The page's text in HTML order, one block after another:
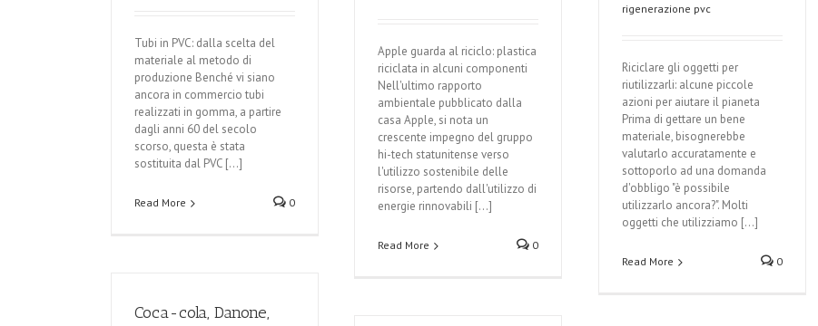
Tubi in PVC: dalla scelta del
materiale al metodo di
produzione Benché vi siano
ancora in commercio tubi
realizzati in gomma, a partire
dagli anni 60 del secolo
scorso, questa è stata
sostituita dal PVC [...]
Read More 0
Apple guarda al riciclo: plastica
riciclata in alcuni componenti
Nell'ultimo rapporto
ambientale pubblicato dalla
casa Apple, si nota un
crescente impegno del gruppo
hi-tech statunitense verso
l'utilizzo sostenibile delle
risorse, partendo dall'utilizzo di
energie rinnovabili [...]
Read More 0
rigenerazione pvc
Riciclare gli oggetti per
riutilizzarli: alcune piccole
azioni per aiutare il pianeta
Prima di gettare un bene
materiale, bisognerebbe
valutarlo accuratamente e
sottoporlo ad una domanda
d'obbligo "è possibile
utilizzarlo ancora?". Molti
oggetti che utilizziamo [...]
Read More 0
Coca-cola, Danone,